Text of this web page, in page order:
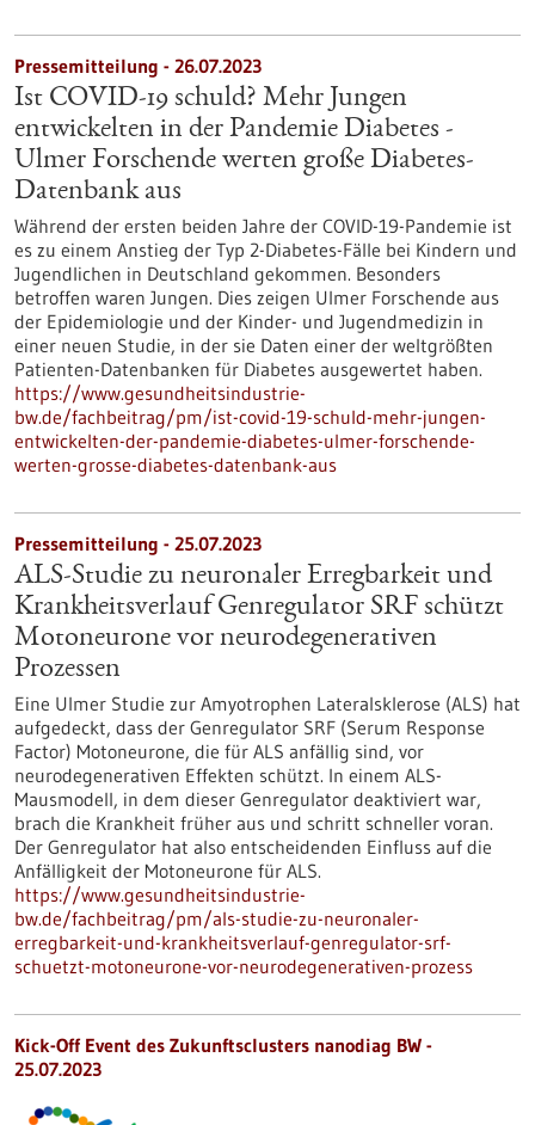
Pressemitteilung - 26.07.2023
Ist COVID-19 schuld? Mehr Jungen
entwickelten in der Pandemie Diabetes -
Ulmer Forschende werten große Diabetes-
Datenbank aus
Während der ersten beiden Jahre der COVID-19-Pandemie ist
es zu einem Anstieg der Typ 2-Diabetes-Fälle bei Kindern und
Jugendlichen in Deutschland gekommen. Besonders
betroffen waren Jungen. Dies zeigen Ulmer Forschende aus
der Epidemiologie und der Kinder- und Jugendmedizin in
einer neuen Studie, in der sie Daten einer der weltgrößten
Patienten-Datenbanken für Diabetes ausgewertet haben.
https://www.gesundheitsindustrie-
bw.de/fachbeitrag/pm/ist-covid-19-schuld-mehr-jungen-
entwickelten-der-pandemie-diabetes-ulmer-forschende-
werten-grosse-diabetes-datenbank-aus
Pressemitteilung - 25.07.2023
ALS-Studie zu neuronaler Erregbarkeit und
Krankheitsverlauf Genregulator SRF schützt
Motoneurone vor neurodegenerativen
Prozessen
Eine Ulmer Studie zur Amyotrophen Lateralsklerose (ALS) hat
aufgedeckt, dass der Genregulator SRF (Serum Response
Factor) Motoneurone, die für ALS anfällig sind, vor
neurodegenerativen Effekten schützt. In einem ALS-
Mausmodell, in dem dieser Genregulator deaktiviert war,
brach die Krankheit früher aus und schritt schneller voran.
Der Genregulator hat also entscheidenden Einfluss auf die
Anfälligkeit der Motoneurone für ALS.
https://www.gesundheitsindustrie-
bw.de/fachbeitrag/pm/als-studie-zu-neuronaler-
erregbarkeit-und-krankheitsverlauf-genregulator-srf-
schuetzt-motoneurone-vor-neurodegenerativen-prozess
Kick-Off Event des Zukunftsclusters nanodiag BW -
25.07.2023